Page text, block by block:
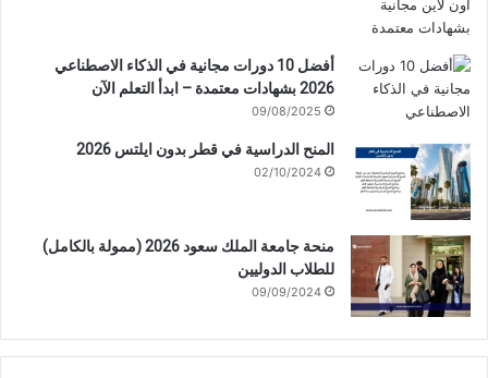
أفضل 10 دورات مجانية في الذكاء الاصطناعي
2026 بشهادات معتمدة – ابدأ التعلم الآن
09/08/2025
المنح الدراسية في قطر بدون ايلتس 2026
02/10/2024
منحة جامعة الملك سعود 2026 (ممولة بالكامل)
للطلاب الدوليين
09/09/2024